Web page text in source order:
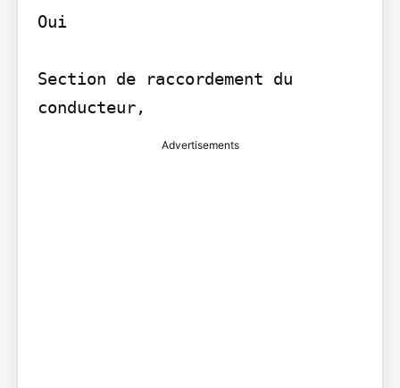
Oui
Section de raccordement du
Advertisements